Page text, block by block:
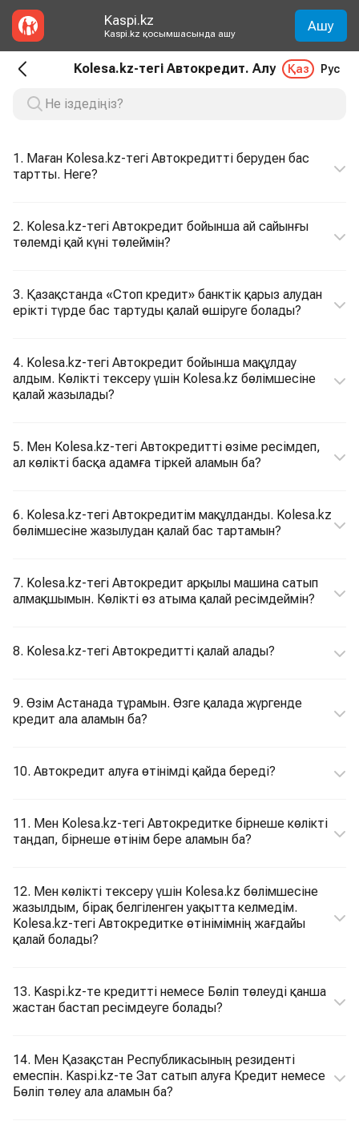
Kaspi.kz
Kaspi.kz қосымшасында ашу Ашу
Kolesa.kz-тегі Автокредит. Алу Қаз Рус
1. Маған Kolesa.kz-тегі Автокредитті беруден бас
тартты. Неге?
2. Kolesa.kz-тегі Автокредит бойынша ай сайынғы
төлемді қай күні төлеймін?
3. Қазақстанда «Стоп кредит» банктік қарыз алудан
ерікті түрде бас тартуды қалай өшіруге болады?
4. Kolesa.kz-тегі Автокредит бойынша мақұлдау
алдым. Көлікті тексеру үшін Kolesa.kz бөлімшесіне
қалай жазылады?
5. Мен Kolesa.kz-тегі Автокредитті өзіме ресімдеп,
ал көлікті басқа адамға тіркей аламын ба?
6. Kolesa.kz-тегі Автокредитім мақұлданды. Kolesa.kz
бөлімшесіне жазылудан қалай бас тартамын?
7. Kolesa.kz-тегі Автокредит арқылы машина сатып
алмақшымын. Көлікті өз атыма қалай ресімдеймін?
8. Kolesa.kz-тегі Автокредитті қалай алады?
9. Өзім Астанада тұрамын. Өзге қалада жүргенде
кредит ала аламын ба?
10. Автокредит алуға өтінімді қайда береді?
11. Мен Kolesa.kz-тегі Автокредитке бірнеше көлікті
таңдап, бірнеше өтінім бере аламын ба?
12. Мен көлікті тексеру үшін Kolesa.kz бөлімшесіне
жазылдым, бірақ белгіленген уақытта келмедім.
Kolesa.kz-тегі Автокредитке өтінімімнің жағдайы
қалай болады?
13. Kaspi.kz-те кредитті немесе Бөліп төлеуді қанша
жастан бастап ресімдеуге болады?
14. Мен Қазақстан Республикасының резиденті
емеспін. Kaspi.kz-те Зат сатып алуға Кредит немесе
Бөліп төлеу ала аламын ба?